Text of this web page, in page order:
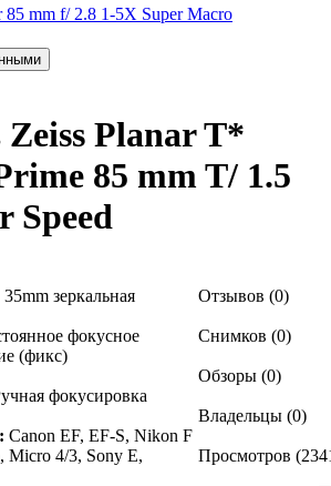
85 mm f/ 2.8 1-5X Super Macro
Planar T*
85 mm T/ 1.5
Speed
35mm зеркальная
фокусное
(фикс)
фокусировка
Canon EF, EF-S, Nikon F
Micro 4/3, Sony E,
Отзывов (0)
Снимков (0)
Обзоры (0)
Владельцы (0)
Просмотров